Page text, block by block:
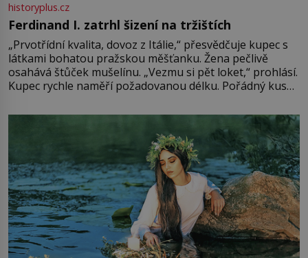
historyplus.cz
Ferdinand I. zatrhl šizení na tržištích
„Prvotřídní kvalita, dovoz z Itálie,“ přesvědčuje kupec s
látkami bohatou pražskou měšťanku. Žena pečlivě
osahává štůček mušelínu. „Vezmu si pět loket,“ prohlásí.
Kupec rychle naměří požadovanou délku. Pořádný kus
milostpaní. Stačí jenom na sukni,“ zhodnotí švadlena
množství růžového mušelínu. „Ošidili vás, podívejte.“